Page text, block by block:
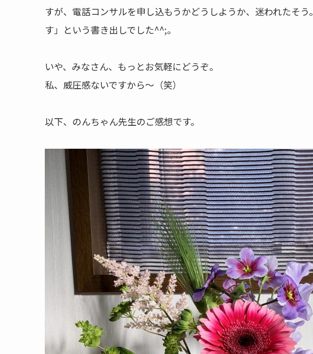
すが、電話コンサルを申し込もうかどうしようか、迷われたそ
す」という書き出しでした^^;。
いや、みなさん、もっとお気軽にどうぞ。
私、威圧感ないですから～（笑）
以下、のんちゃん先生のご感想です。